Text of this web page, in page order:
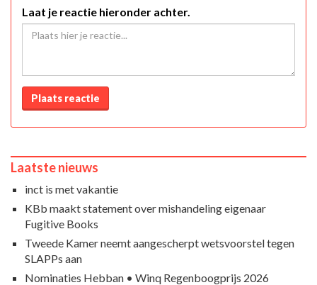
Laat je reactie hieronder achter.
Plaats reactie
Laatste nieuws
inct is met vakantie
KBb maakt statement over mishandeling eigenaar
Fugitive Books
Tweede Kamer neemt aangescherpt wetsvoorstel tegen
SLAPPs aan
Nominaties Hebban • Winq Regenboogprijs 2026